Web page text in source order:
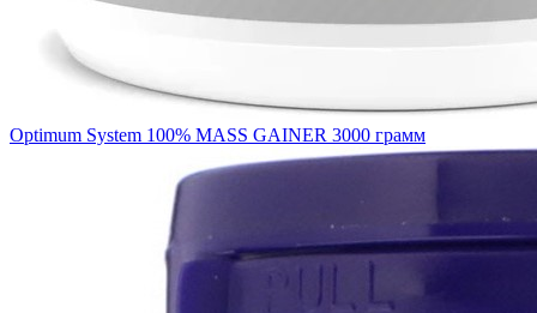
Optimum System 100% MASS GAINER 3000 грамм